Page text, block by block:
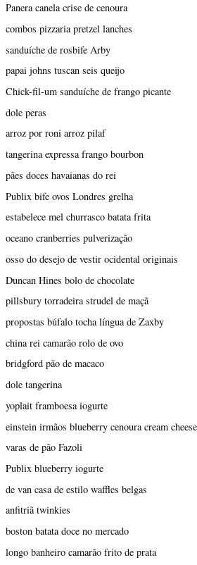
Panera canela crise de cenoura
combos pizzaria pretzel lanches
sanduíche de rosbife Arby
papai johns tuscan seis queijo
Chick-fil-um sanduíche de frango picante
dole peras
arroz por roni arroz pilaf
tangerina expressa frango bourbon
pães doces havaianas do rei
Publix bife ovos Londres grelha
estabelece mel churrasco batata frita
oceano cranberries pulverização
osso do desejo de vestir ocidental originais
Duncan Hines bolo de chocolate
pillsbury torradeira strudel de maçã
propostas búfalo tocha língua de Zaxby
china rei camarão rolo de ovo
bridgford pão de macaco
dole tangerina
yoplait framboesa iogurte
einstein irmãos blueberry cenoura cream cheese
varas de pão Fazoli
Publix blueberry iogurte
de van casa de estilo waffles belgas
anfitriã twinkies
boston batata doce no mercado
longo banheiro camarão frito de prata